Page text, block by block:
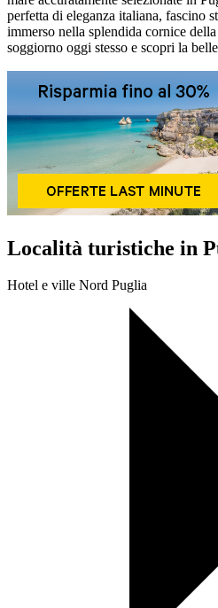
perfetta di eleganza italiana, fascino
immerso nella splendida cornice
soggiorno oggi stesso e scopri la
Località turistiche in
Hotel e ville Nord Puglia